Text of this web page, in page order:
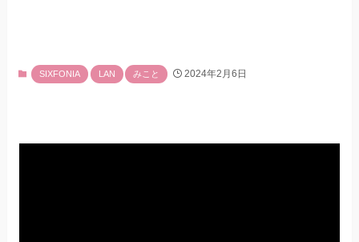
SIXFONIA LAN みこと 2024年2月6日